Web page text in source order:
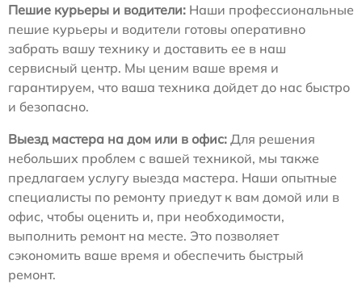
Пешие курьеры и водители: Наши профессиональные
пешие курьеры и водители готовы оперативно
забрать вашу технику и доставить ее в наш
сервисный центр. Мы ценим ваше время и
гарантируем, что ваша техника дойдет до нас быстро
и безопасно.
Выезд мастера на дом или в офис: Для решения
небольших проблем с вашей техникой, мы также
предлагаем услугу выезда мастера. Наши опытные
специалисты по ремонту приедут к вам домой или в
офис, чтобы оценить и, при необходимости,
выполнить ремонт на месте. Это позволяет
сэкономить ваше время и обеспечить быстрый
ремонт.